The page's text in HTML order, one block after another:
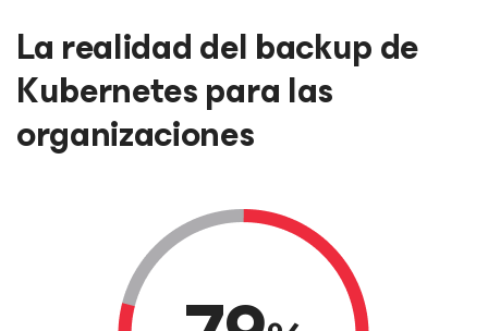
La realidad del backup de
Kubernetes para las
organizaciones